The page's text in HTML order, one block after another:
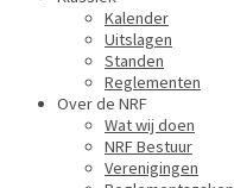
Kalender
Uitslagen
Standen
Reglementen
Over de NRF
Wat wij doen
NRF Bestuur
Verenigingen